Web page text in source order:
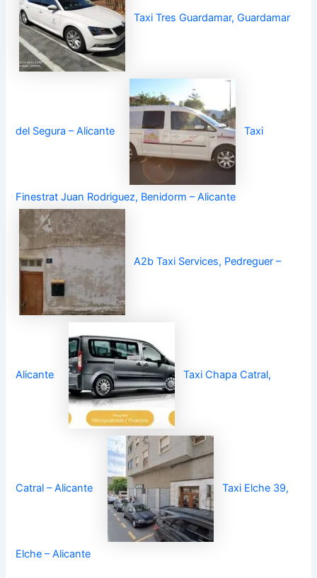
Taxi Tres Guardamar, Guardamar
del Segura – Alicante Taxi
Finestrat Juan Rodriguez, Benidorm – Alicante
A2b Taxi Services, Pedreguer –
Alicante Taxi Chapa Catral,
Catral – Alicante Taxi Elche 39,
Elche – Alicante